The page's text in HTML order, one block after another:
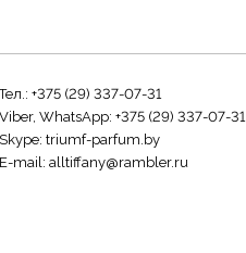
+375 (29) 337-07-31
Viber, WhatsApp: +375 (29) 337-07-31
Skype: triumf-parfum.by
E-mail: alltiffany@rambler.ru